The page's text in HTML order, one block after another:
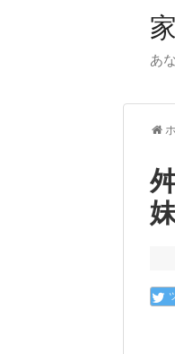
あ